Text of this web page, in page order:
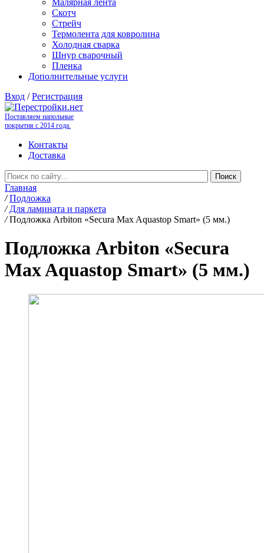
Малярная лента
Скотч
Стрейч
Термолента для ковролина
Холодная сварка
Шнур сварочный
Пленка
Дополнительные услуги
Вход /Регистрация
Поставляем напольные
покрытия с 2014 года.
Контакты
Доставка
Главная
/ Подложка
/ Для ламината и паркета
/ Подложка Arbiton «Secura Max Aquastop Smart» (5 мм.)
Подложка Arbiton «Secura
Max Aquastop Smart» (5 мм.)